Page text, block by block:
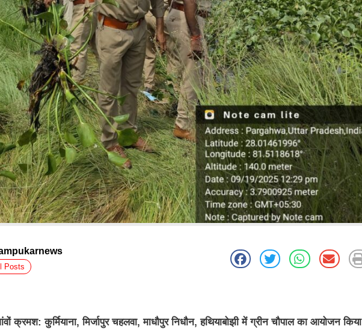
Posts
क्रमश: कुर्मियाना, मिर्जापुर चहलवा, माधौपुर निधौन, हथियाबोझी में ग्रीन चौपाल का आयोजन किया